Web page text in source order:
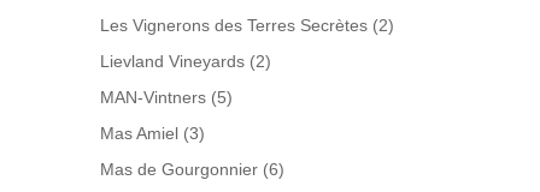
Les Vignerons des Terres Secrètes (2)
Lievland Vineyards (2)
MAN-Vintners (5)
Mas Amiel (3)
Mas de Gourgonnier (6)